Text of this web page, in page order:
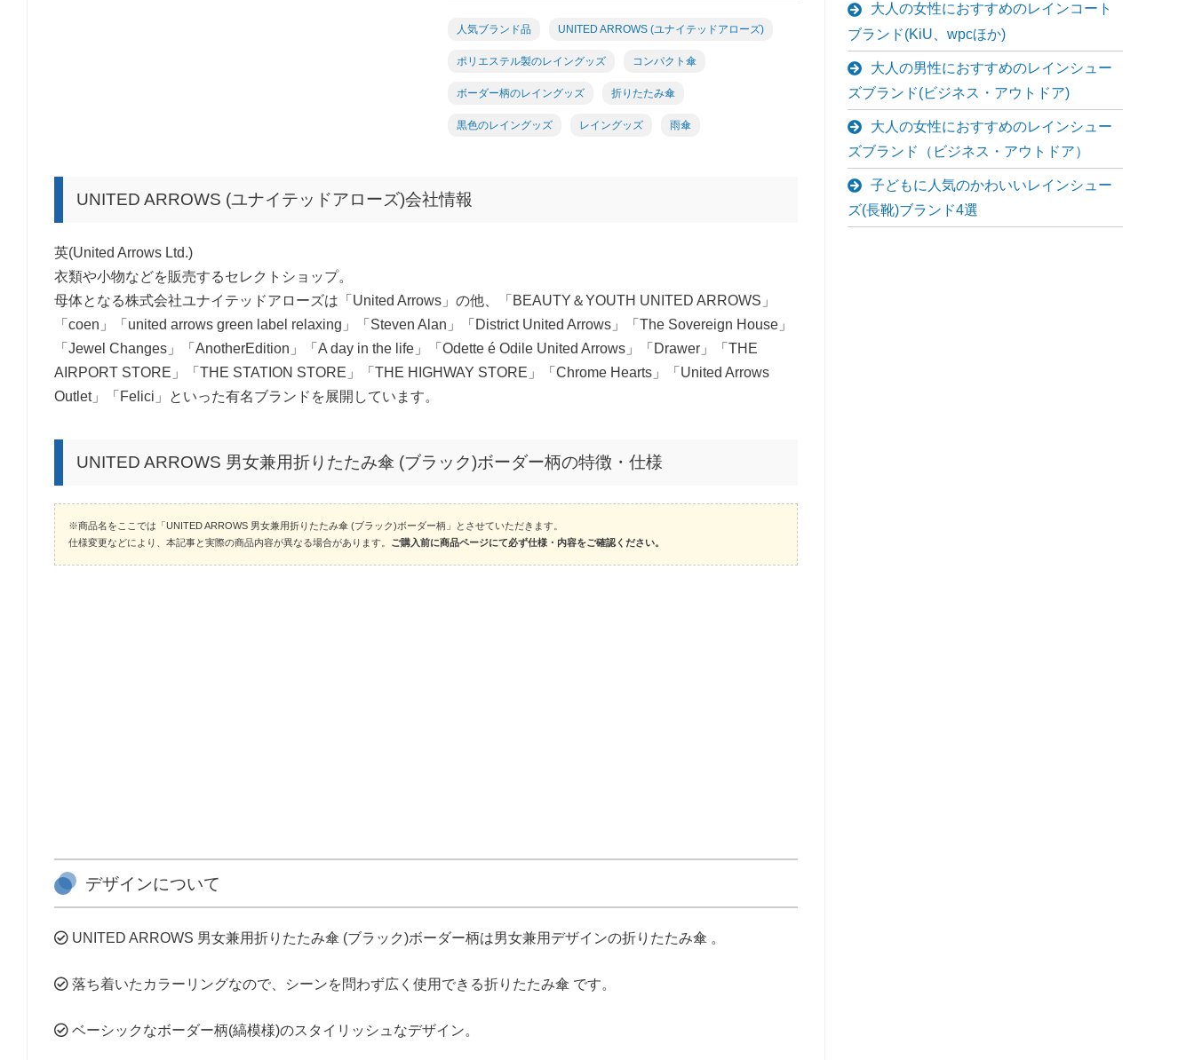
人気ブランド品 UNITED ARROWS (ユナイテッドアローズ)
ポリエステル製のレイングッズ コンパクト傘
ボーダー柄のレイングッズ 折りたたみ傘
黒色のレイングッズ レイングッズ 雨傘
UNITED ARROWS (ユナイテッドアローズ)会社情報
英(United Arrows Ltd.)
衣類や小物などを販売するセレクトショップ。
母体となる株式会社ユナイテッドアローズは「United Arrows」の他、「BEAUTY＆YOUTH UNITED ARROWS」
「coen」「united arrows green label relaxing」「Steven Alan」「District United Arrows」「The Sovereign House」
「Jewel Changes」「AnotherEdition」「A day in the life」「Odette é Odile United Arrows」「Drawer」「THE
AIRPORT STORE」「THE STATION STORE」「THE HIGHWAY STORE」「Chrome Hearts」「United Arrows
Outlet」「Felici」といった有名ブランドを展開しています。
UNITED ARROWS 男女兼用折りたたみ傘 (ブラック)ボーダー柄の特徴・仕様
※商品名をここでは「UNITED ARROWS 男女兼用折りたたみ傘 (ブラック)ボーダー柄」とさせていただきます。
仕様変更などにより、本記事と実際の商品内容が異なる場合があります。 ご購入前に商品ページにて必ず仕様・内容をご確認ください。
デザインについて
UNITED ARROWS 男女兼用折りたたみ傘 (ブラック)ボーダー柄は男女兼用デザインの折りたたみ傘 。
落ち着いたカラーリングなので、シーンを問わず広く使用できる折りたたみ傘 です。
ベーシックなボーダー柄(縞模様)のスタイリッシュなデザイン。
大人の女性におすすめのレインコート
ブランド(KiU、wpcほか)
大人の男性におすすめのレインシュー
ズブランド(ビジネス・アウトドア)
大人の女性におすすめのレインシュー
ズブランド（ビジネス・アウトドア）
子どもに人気のかわいいレインシュー
ズ(長靴)ブランド4選